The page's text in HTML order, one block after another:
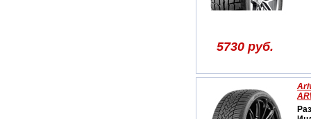
5730 руб.